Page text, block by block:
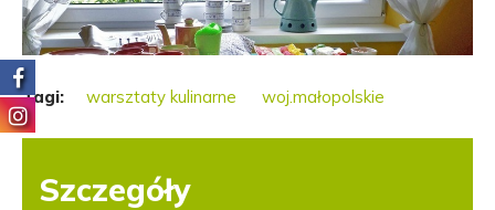
Tagi: warsztaty kulinarne woj.małopolskie
Szczegóły